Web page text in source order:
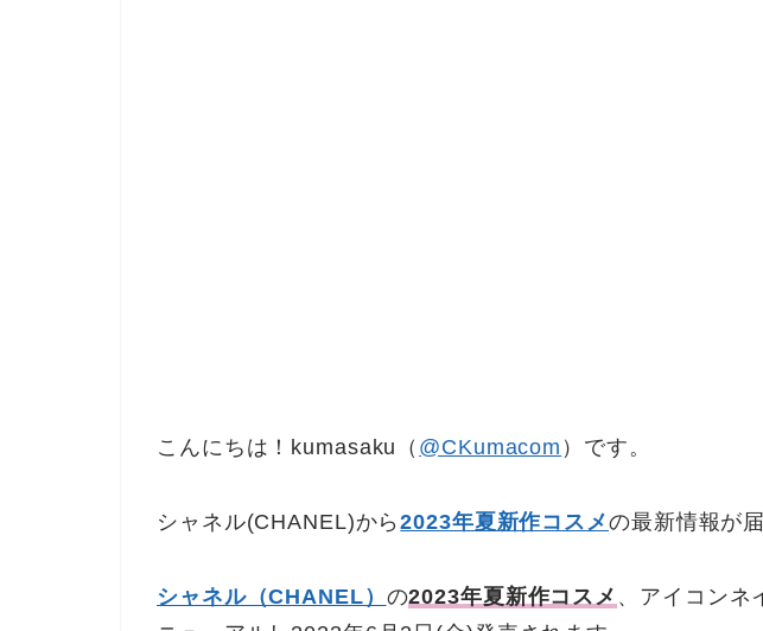
こんにちは！kumasaku（ @CKumacom ）です。
シャネル(CHANEL)から2023年夏新作コスメの最新情報が
シャネル（CHANEL） の2023年夏新作コスメ 、アイコンネ